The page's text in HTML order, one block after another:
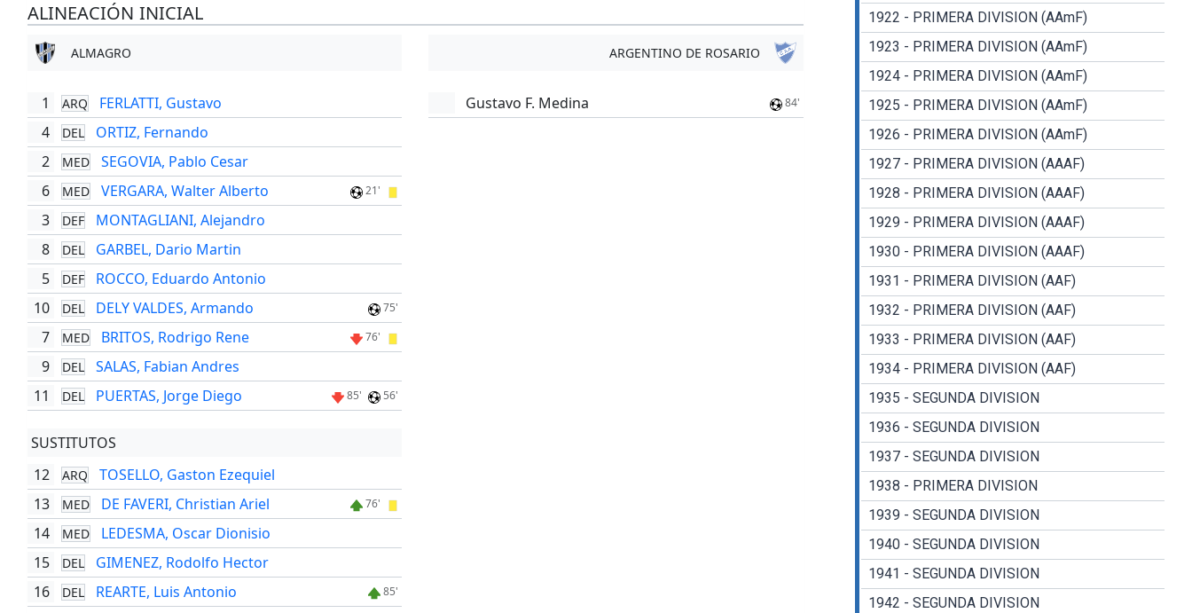
ALINEACIÓN INICIAL
ALMAGRO
1 ARQ
FERLATTI, Gustavo
4
DEL
ORTIZ, Fernando
2
MED
SEGOVIA, Pablo Cesar
6
MED VERGARA, Walter Alberto 21'
3 DEF
MONTAGLIANI, Alejandro
8
DEL
GARBEL, Dario Martin
5
DEF
ROCCO, Eduardo Antonio
10
DEL DELY VALDES, Armando 75'
7 MED BRITOS, Rodrigo Rene 76'
9 DEL
SALAS, Fabian Andres
11
DEL PUERTAS, Jorge Diego 85' 56'
SUSTITUTOS
12
ARQ
TOSELLO, Gaston Ezequiel
13
MED DE FAVERI, Christian Ariel 76'
14 MED
LEDESMA, Oscar Dionisio
15
DEL
GIMENEZ, Rodolfo Hector
16
DEL REARTE, Luis Antonio 85'
ARGENTINO DE ROSARIO
Gustavo F. Medina 84'
1922 - PRIMERA DIVISION (AAmF)
1923 - PRIMERA DIVISION (AAmF)
1924 - PRIMERA DIVISION (AAmF)
1925 - PRIMERA DIVISION (AAmF)
1926 - PRIMERA DIVISION (AAmF)
1927 - PRIMERA DIVISION (AAAF)
1928 - PRIMERA DIVISION (AAAF)
1929 - PRIMERA DIVISION (AAAF)
1930 - PRIMERA DIVISION (AAAF)
1931 - PRIMERA DIVISION (AAF)
1932 - PRIMERA DIVISION (AAF)
1933 - PRIMERA DIVISION (AAF)
1934 - PRIMERA DIVISION (AAF)
1935 - SEGUNDA DIVISION
1936 - SEGUNDA DIVISION
1937 - SEGUNDA DIVISION
1938 - PRIMERA DIVISION
1939 - SEGUNDA DIVISION
1940 - SEGUNDA DIVISION
1941 - SEGUNDA DIVISION
1942 - SEGUNDA DIVISION